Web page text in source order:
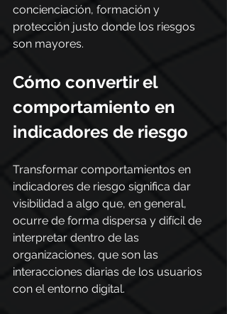
concienciación, formación y
protección justo donde los riesgos
son mayores.
Cómo convertir el
comportamiento en
indicadores de riesgo
Transformar comportamientos en
indicadores de riesgo significa dar
visibilidad a algo que, en general,
ocurre de forma dispersa y difícil de
interpretar dentro de las
organizaciones, que son las
interacciones diarias de los usuarios
con el entorno digital.